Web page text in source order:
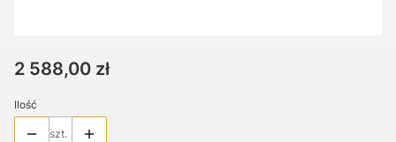
Cena
2 588,00 zł
Ilość
szt.